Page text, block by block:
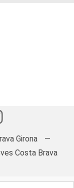
Girona
—
Costa Brava